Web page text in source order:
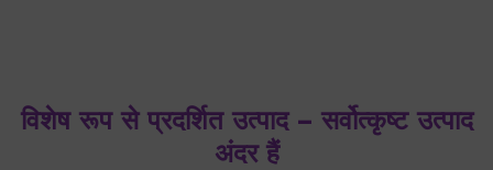
विशेष रूप से प्रदर्शित उत्पाद – सर्वोत्कृष्ट उत्पाद
अंदर हैं